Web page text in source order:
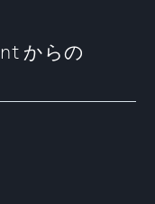
からの